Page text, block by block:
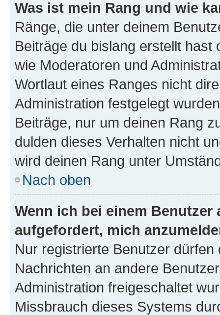
Was ist mein Rang und wie
Ränge, die unter deinem
Beiträge du bislang erstellt
wie Moderatoren und
Wortlaut eines Ranges nicht
Administration festgelegt
Beiträge, nur um deinen Rang
dulden dieses Verhalten nicht
wird deinen Rang unter
Nach oben
Wenn ich bei einem
aufgefordert, mich
Nur registrierte Benutzer
Nachrichten an andere
Administration freigeschaltet
Missbrauch dieses Systems